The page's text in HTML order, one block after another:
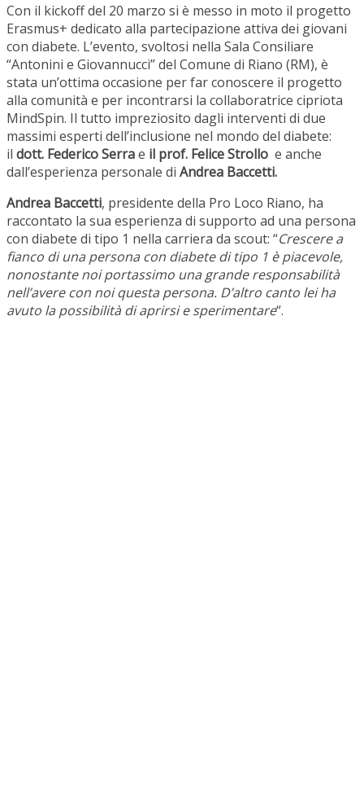
Con il kickoff del 20 marzo si è messo in moto il progetto
Erasmus+ dedicato alla partecipazione attiva dei giovani
con diabete. L’evento, svoltosi nella Sala Consiliare
“Antonini e Giovannucci” del Comune di Riano (RM), è
stata un’ottima occasione per far conoscere il progetto
alla comunità e per incontrarsi la collaboratrice cipriota
MindSpin. Il tutto impreziosito dagli interventi di due
massimi esperti dell’inclusione nel mondo del diabete:
il dott. Federico Serrae il prof. Felice Strollo e anche
dall’esperienza personale di Andrea Baccetti.
Andrea Baccetti, presidente della Pro Loco Riano, ha
raccontato la sua esperienza di supporto ad una persona
con diabete di tipo 1 nella carriera da scout: “Crescere a
fianco di una persona con diabete di tipo 1 è piacevole,
nonostante noi portassimo una grande responsabilità
nell’avere con noi questa persona. D’altro canto lei ha
avuto la possibilità di aprirsi e sperimentare“.